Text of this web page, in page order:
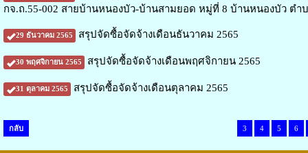
กจ.ถ.55-002 สายบ้านหนองบัว-บ้านสามยอด หมู่ที่ 8 บ้านหนองบัว ตำ
29 ธันวาคม 2565 สรุปจัดซื้อจัดจ้างเดือนธันวาคม 2565
30 พฤศจิกายน 2565 สรุปจัดซื้อจัดจ้างเดือนพฤศจิกายน 2565
31 ตุลาคม 2565 สรุปจัดซื้อจัดจ้างเดือนตุลาคม 2565
กลับ 3 4 5 6